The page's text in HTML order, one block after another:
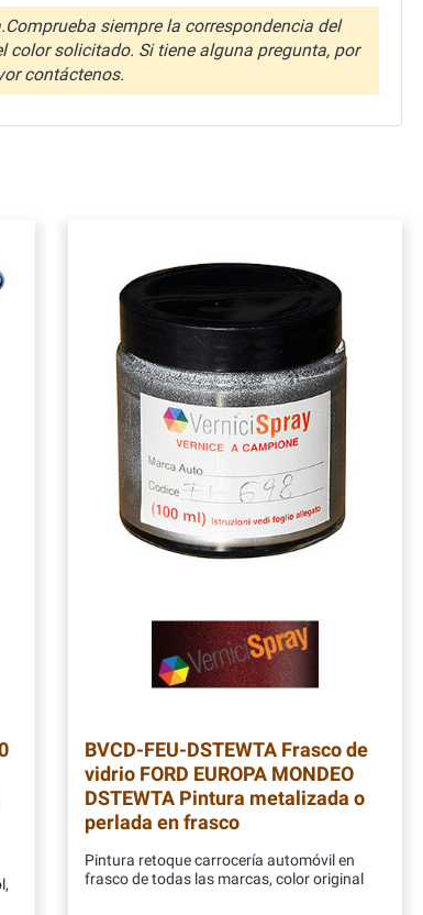
siempre la correspondencia del
color solicitado. Si tiene alguna pregunta, por
contáctenos.
BVCD-FEU-DSTEWTA Frasco de
vidrio FORD EUROPA MONDEO
DSTEWTA Pintura metalizada o
perlada en frasco
Pintura retoque carrocería automóvil en
frasco de todas las marcas, color original